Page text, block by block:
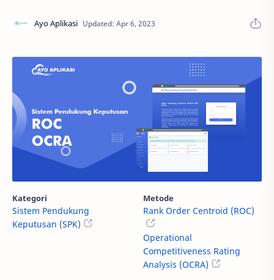
Kategori
Sistem Pendukung
Keputusan (SPK)
Metode
Rank Order Centroid (ROC)
Operational
Competitiveness Rating
Analysis (OCRA)